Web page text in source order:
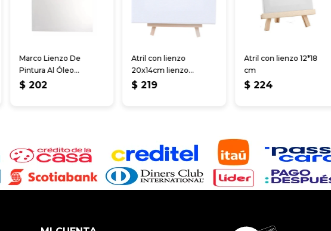
Marco Lienzo De
Pintura Al Óleo
30x30cm
$ 202
Atril con lienzo
20x14cm lienzo
13x18cm
$ 219
Atril con lienzo 12*18
cm
$ 224